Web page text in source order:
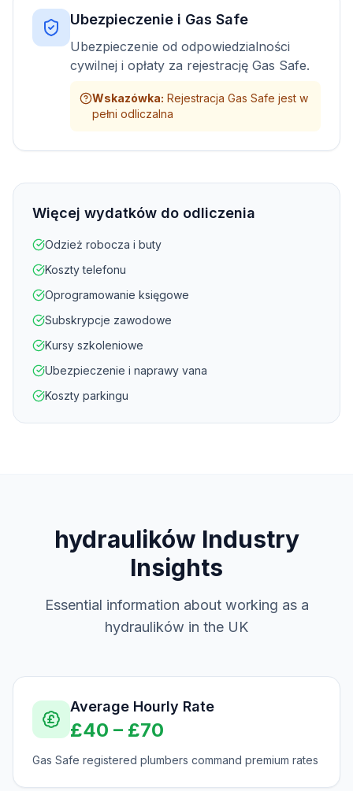
Ubezpieczenie i Gas Safe
Ubezpieczenie od odpowiedzialności
cywilnej i opłaty za rejestrację Gas Safe.
Wskazówka: Rejestracja Gas Safe jest w
pełni odliczalna
Więcej wydatków do odliczenia
Odzież robocza i buty
Koszty telefonu
Oprogramowanie księgowe
Subskrypcje zawodowe
Kursy szkoleniowe
Ubezpieczenie i naprawy vana
Koszty parkingu
hydraulików Industry
Insights
Essential information about working as a
hydraulików in the UK
Average Hourly Rate
£40 – £70
Gas Safe registered plumbers command premium rates